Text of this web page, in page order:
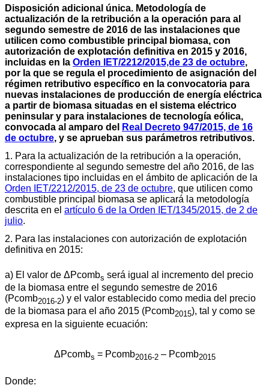
Disposición adicional única. Metodología de
actualización de la retribución a la operación para al
segundo semestre de 2016 de las instalaciones que
utilicen como combustible principal biomasa, con
autorización de explotación definitiva en 2015 y 2016,
incluidas en la Orden IET/2212/2015,de 23 de octubre,
por la que se regula el procedimiento de asignación del
régimen retributivo específico en la convocatoria para
nuevas instalaciones de producción de energía eléctrica
a partir de biomasa situadas en el sistema eléctrico
peninsular y para instalaciones de tecnología eólica,
convocada al amparo del
Real Decreto 947/2015, de 16
de octubre, y se aprueban sus parámetros retributivos.
1. Para la actualización de la retribución a la operación,
correspondiente al segundo semestre del año 2016, de las
instalaciones tipo incluidas en el ámbito de aplicación de la
Orden IET/2212/2015, de 23 de octubre, que utilicen como
combustible principal biomasa se aplicará la metodología
descrita en el artículo 6 de la Orden IET/1345/2015, de 2 de
julio.
2. Para las instalaciones con autorización de explotación
definitiva en 2015:
a) El valor de ΔPcombs será igual al incremento del precio
de la biomasa entre el segundo semestre de 2016
(Pcomb2016-2) y el valor establecido como media del precio
de la biomasa para el año 2015 (Pcomb2015), tal y como se
expresa en la siguiente ecuación:
ΔPcombs = Pcomb2016-2– Pcomb2015
Donde: